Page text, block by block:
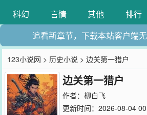
科幻
言情 其他 排行
追看新章节，下载本站客户端
123小说网 > 历史小说 > 边关第一猎户
边关第一猎户
作者： 柳白飞
更新时间：2026-08-04